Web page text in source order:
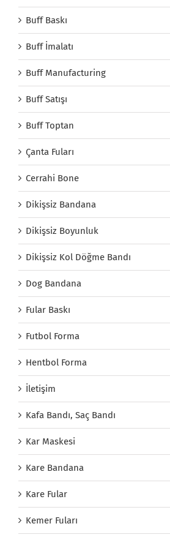
Buff Baskı
Buff İmalatı
Buff Manufacturing
Buff Satışı
Buff Toptan
Çanta Fuları
Cerrahi Bone
Dikişsiz Bandana
Dikişsiz Boyunluk
Dikişsiz Kol Döğme Bandı
Dog Bandana
Fular Baskı
Futbol Forma
Hentbol Forma
İletişim
Kafa Bandı, Saç Bandı
Kar Maskesi
Kare Bandana
Kare Fular
Kemer Fuları